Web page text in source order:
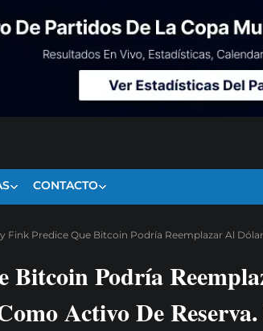
CONTACTO
Fink Predice Que Bitcoin Podría Reemplazar Al
Bitcoin Podría
Activo De